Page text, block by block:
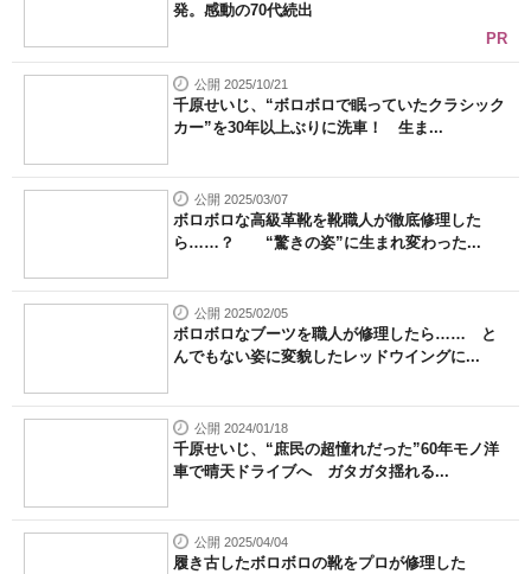
発。感動の70代続出
PR
公開 2025/10/21
千原せいじ、“ボロボロで眠っていたクラシック
カー”を30年以上ぶりに洗車！ 生ま...
公開 2025/03/07
ボロボロな高級革靴を靴職人が徹底修理した
ら……？ “驚きの姿”に生まれ変わった...
公開 2025/02/05
ボロボロなブーツを職人が修理したら…… と
んでもない姿に変貌したレッドウイングに...
公開 2024/01/18
千原せいじ、“庶民の超憧れだった”60年モノ洋
車で晴天ドライブへ ガタガタ揺れる...
公開 2025/04/04
履き古したボロボロの靴をプロが修理した